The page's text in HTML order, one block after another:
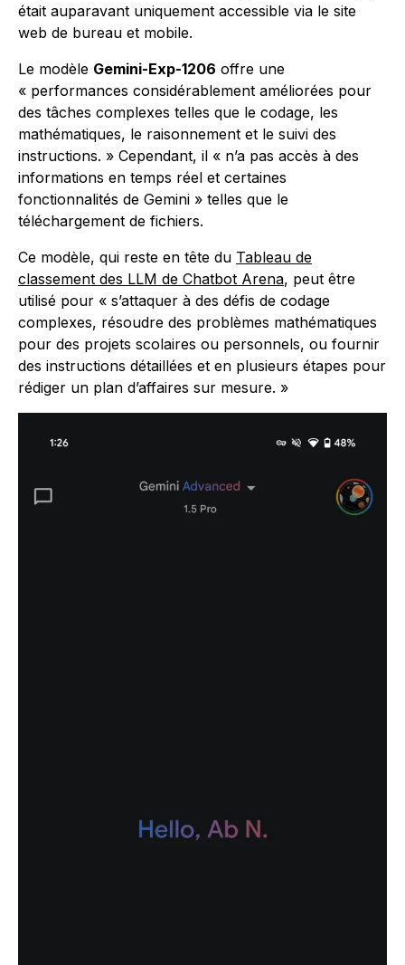
était auparavant uniquement accessible via le site
web de bureau et mobile.
Le modèle Gemini-Exp-1206 offre une
« performances considérablement améliorées pour
des tâches complexes telles que le codage, les
mathématiques, le raisonnement et le suivi des
instructions. » Cependant, il « n’a pas accès à des
informations en temps réel et certaines
fonctionnalités de Gemini » telles que le
téléchargement de fichiers.
Ce modèle, qui reste en tête du Tableau de
classement des LLM de Chatbot Arena, peut être
utilisé pour « s’attaquer à des défis de codage
complexes, résoudre des problèmes mathématiques
pour des projets scolaires ou personnels, ou fournir
des instructions détaillées et en plusieurs étapes pour
rédiger un plan d’affaires sur mesure. »